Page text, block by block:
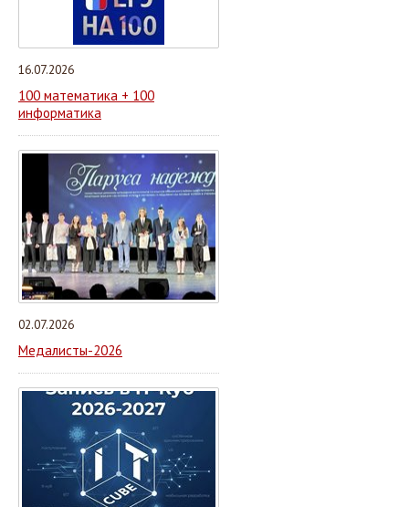
16.07.2026
100 математика + 100
информатика
02.07.2026
Медалисты-2026